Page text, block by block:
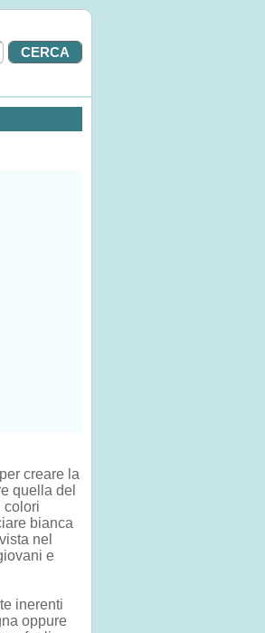
creare la
quella del
colori
bianca
nel
e
inerenti
oppure